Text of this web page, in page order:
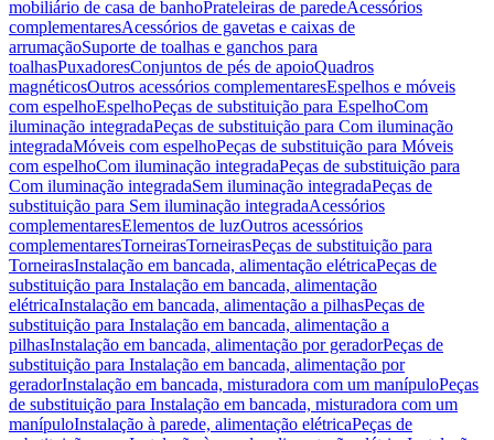
mobiliário de casa de banhoPrateleiras de paredeAcessórios
complementaresAcessórios de gavetas e caixas de
arrumaçãoSuporte de toalhas e ganchos para
toalhasPuxadoresConjuntos de pés de apoioQuadros
magnéticosOutros acessórios complementaresEspelhos e móveis
com espelhoEspelhoPeças de substituição para EspelhoCom
iluminação integradaPeças de substituição para Com iluminação
integradaMóveis com espelhoPeças de substituição para Móveis
com espelhoCom iluminação integradaPeças de substituição para
Com iluminação integradaSem iluminação integradaPeças de
substituição para Sem iluminação integradaAcessórios
complementaresElementos de luzOutros acessórios
complementaresTorneirasTorneirasPeças de substituição para
TorneirasInstalação em bancada, alimentação elétricaPeças de
substituição para Instalação em bancada, alimentação
elétricaInstalação em bancada, alimentação a pilhasPeças de
substituição para Instalação em bancada, alimentação a
pilhasInstalação em bancada, alimentação por geradorPeças de
substituição para Instalação em bancada, alimentação por
geradorInstalação em bancada, misturadora com um manípuloPeças
de substituição para Instalação em bancada, misturadora com um
manípuloInstalação à parede, alimentação elétricaPeças de